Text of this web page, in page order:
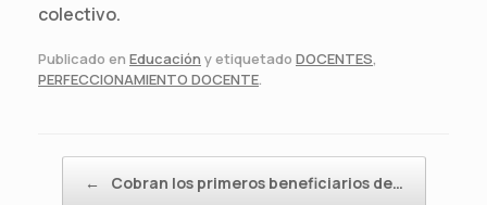
colectivo.
Publicado en Educación y etiquetado DOCENTES,
PERFECCIONAMIENTO DOCENTE.
← Cobran los primeros beneficiarios de…